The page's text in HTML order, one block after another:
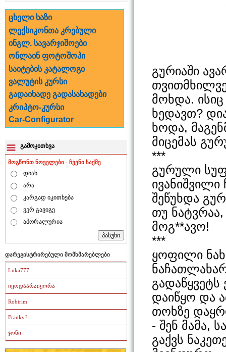
ცხელი ხაზი
ლექსიკონთა კრებული
ინგლ. სავარჯიშოები
ონლაინ ფოტოშოპი
საიტების კატალოგი
ვალუტის კურსი
გადაიხადე გადასახადები
კრიპტო-კურსი
Car-Configurator
გამოკითხვა
მოგწონთ ნოველები - ჩვენი საქმე
დიახ
არა
კარგად იკითხება
ვერ გავიგე
ამორალურია
დარეგისტრირებული მომხმარებლები
Luka777
იყოდაარაიყორა
Robtrim
FrankyJ
ჯონი
გურიაში
მოხდა.
ხედავთ?
ხოდა,
მიცემას
***
გურული
ივანიშვილი
შეწუხდა
თუ
მოგ**ავო!
***
ყოფილი
გადაწყვეტს
დაიწყო და
თოხზე
- შენ მამა,
გაქვს